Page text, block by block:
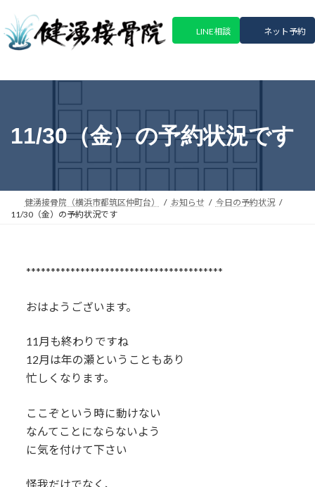
テ
ゲ
LINE相談 ネット予約
11/30（金）の予約状況です
健湧接骨院（横浜市都筑区仲町台） お知らせ
今日の予約状況
11/30（金）の予約状況です
****************************************
おはようございます。
11月も終わりですね
12月は年の瀬ということもあり
忙しくなります。
ここぞという時に動けない
なんてことにならないよう
に気を付けて下さい
怪我だけでなく、